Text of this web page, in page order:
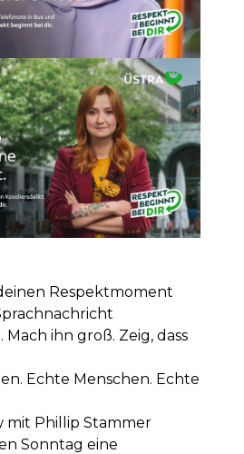
Respektmoment
ihn groß. Zeig, dass
Echte Menschen. Echte
mit Phillip Stammer
Sonntag eine